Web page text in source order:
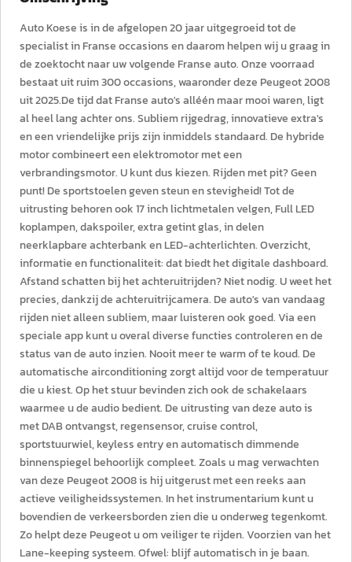
Auto Koese is in de afgelopen 20 jaar uitgegroeid tot de
specialist in Franse occasions en daarom helpen wij u graag in
de zoektocht naar uw volgende Franse auto. Onze voorraad
bestaat uit ruim 300 occasions, waaronder deze Peugeot 2008
uit 2025.De tijd dat Franse auto's alléén maar mooi waren, ligt
al heel lang achter ons. Subliem rijgedrag, innovatieve extra's
en een vriendelijke prijs zijn inmiddels standaard. De hybride
motor combineert een elektromotor met een
verbrandingsmotor. U kunt dus kiezen. Rijden met pit? Geen
punt! De sportstoelen geven steun en stevigheid! Tot de
uitrusting behoren ook 17 inch lichtmetalen velgen, Full LED
koplampen, dakspoiler, extra getint glas, in delen
neerklapbare achterbank en LED-achterlichten. Overzicht,
informatie en functionaliteit: dat biedt het digitale dashboard.
Afstand schatten bij het achteruitrijden? Niet nodig. U weet het
precies, dankzij de achteruitrijcamera. De auto's van vandaag
rijden niet alleen subliem, maar luisteren ook goed. Via een
speciale app kunt u overal diverse functies controleren en de
status van de auto inzien. Nooit meer te warm of te koud. De
automatische airconditioning zorgt altijd voor de temperatuur
die u kiest. Op het stuur bevinden zich ook de schakelaars
waarmee u de audio bedient. De uitrusting van deze auto is
met DAB ontvangst, regensensor, cruise control,
sportstuurwiel, keyless entry en automatisch dimmende
binnenspiegel behoorlijk compleet. Zoals u mag verwachten
van deze Peugeot 2008 is hij uitgerust met een reeks aan
actieve veiligheidssystemen. In het instrumentarium kunt u
bovendien de verkeersborden zien die u onderweg tegenkomt.
Zo helpt deze Peugeot u om veiliger te rijden. Voorzien van het
Lane-keeping systeem. Ofwel: blijf automatisch in je baan.